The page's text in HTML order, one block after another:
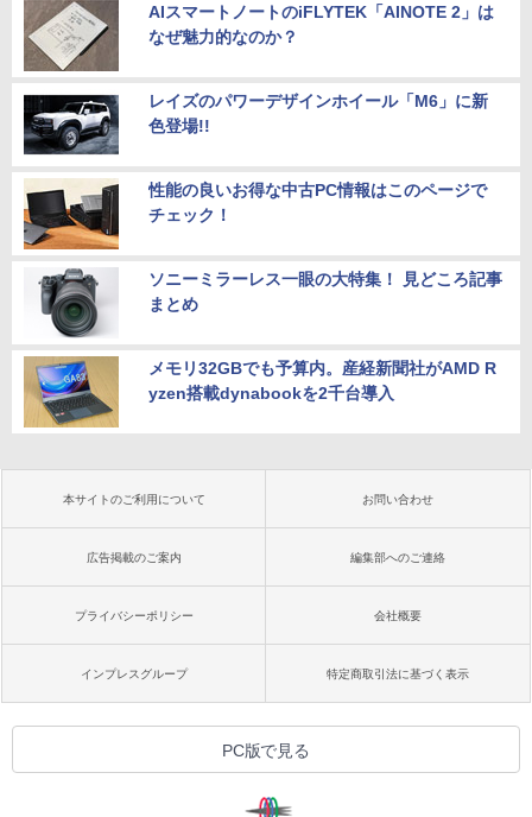
AIスマートノートのiFLYTEK「AINOTE 2」は
なぜ魅力的なのか？
レイズのパワーデザインホイール「M6」に新
色登場!!
性能の良いお得な中古PC情報はこのページで
チェック！
ソニーミラーレス一眼の大特集！ 見どころ記事
まとめ
メモリ32GBでも予算内。産経新聞社がAMD R
yzen搭載dynabookを2千台導入
本サイトのご利用について お問い合わせ
広告掲載のご案内 編集部へのご連絡
プライバシーポリシー 会社概要
インプレスグループ 特定商取引法に基づく表示
PC版で見る